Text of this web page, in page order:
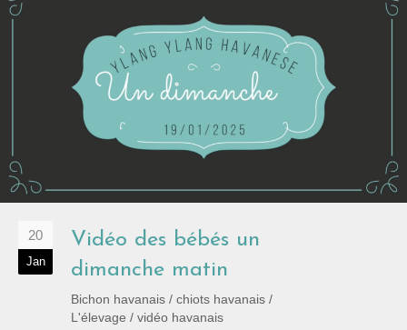
20
Jan
Vidéo des bébés un
dimanche matin
Bichon havanais / chiots havanais /
L'élevage / vidéo havanais